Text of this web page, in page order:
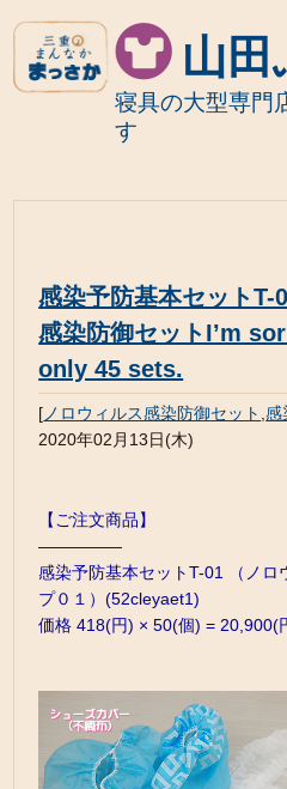
山
寝具の大型専門
す
感染予防基本セットT-
感染防御セットI’m
only 45 sets.
[ ノロウィルス感染防御セット ,感
2020年02月13日(木)
【ご注文商品】
—————
感染予防基本セットT-01 （ノロ
プ０１）(52cleyaet1)
価格 418(円) × 50(個) = 20,900(